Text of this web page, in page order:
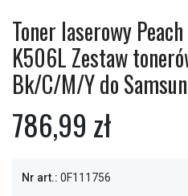
Toner laserowy
K506L Zestaw
Bk/C/M/Y do
786,99 zł
Nr art.: 0F111756